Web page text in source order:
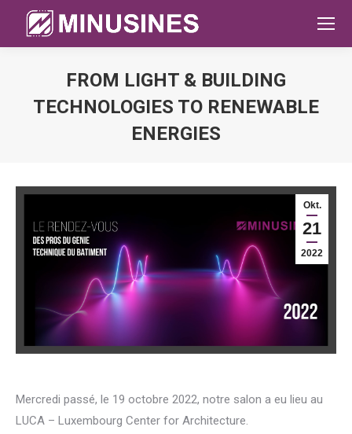
FROM LIGHT & BUILDING
TECHNOLOGIES TO RENEWABLE
ENERGIES
Okt.
21
2022
Mercredi passé, le 19 octobre 2022, notre salon a eu lieu au
LUCA – Luxembourg Center for Architecture.